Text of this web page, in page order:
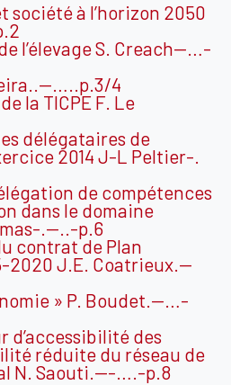
société à l’horizon 2050
l’élevage S. Creach—…-
4
la TICPE F. Le
délégataires de
2014 J-L Peltier-.
de compétences
dans le domaine
.—..-p.6
contrat de Plan
2020 J.E. Coatrieux.—
» P. Boudet.—…-
d’accessibilité des
réduite du réseau de
N. Saouti.—-….-p.8